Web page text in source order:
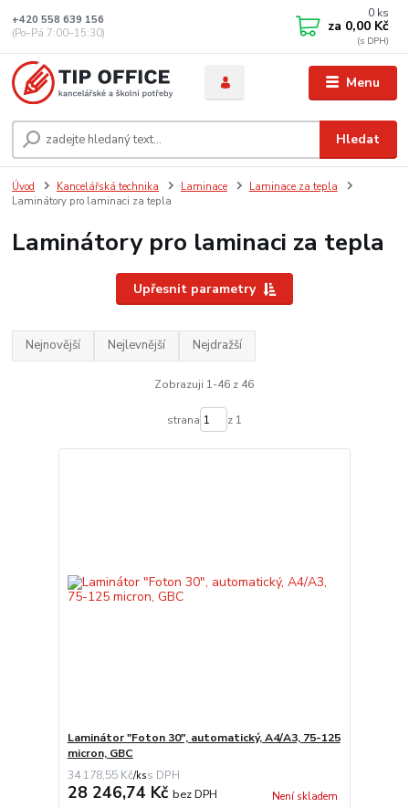
Menu
Hledat
+420 558 639 156
(Po–Pá 7:00–15:30)
0 ks
za 0,00 Kč
Úvod Kancelářská technika Laminace
Laminace za tepla
Laminátory pro laminaci za tepla
Laminátory pro laminaci za tepla
Upřesnit parametry
Nejnovější Nejlevnější Nejdražší
Zobrazuji 1-46 z 46
strana z 1
Laminátor "Foton 30", automatický, A4/A3, 75-125
micron, GBC
34 178,55 Kč/ks
28 246,74 Kč bez DPH Není skladem